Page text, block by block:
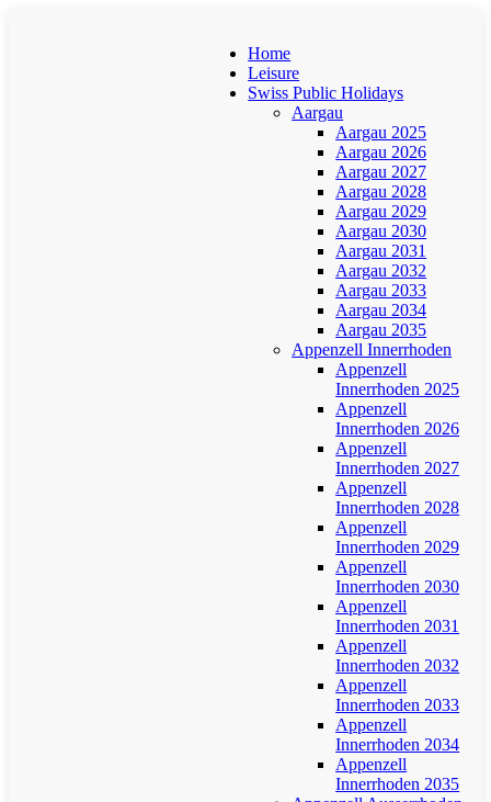
Home
Leisure
Swiss Public Holidays
Aargau
Aargau 2025
Aargau 2026
Aargau 2027
Aargau 2028
Aargau 2029
Aargau 2030
Aargau 2031
Aargau 2032
Aargau 2033
Aargau 2034
Aargau 2035
Appenzell Innerrhoden
Appenzell
Innerrhoden 2025
Appenzell
Innerrhoden 2026
Appenzell
Innerrhoden 2027
Appenzell
Innerrhoden 2028
Appenzell
Innerrhoden 2029
Appenzell
Innerrhoden 2030
Appenzell
Innerrhoden 2031
Appenzell
Innerrhoden 2032
Appenzell
Innerrhoden 2033
Appenzell
Innerrhoden 2034
Appenzell
Innerrhoden 2035